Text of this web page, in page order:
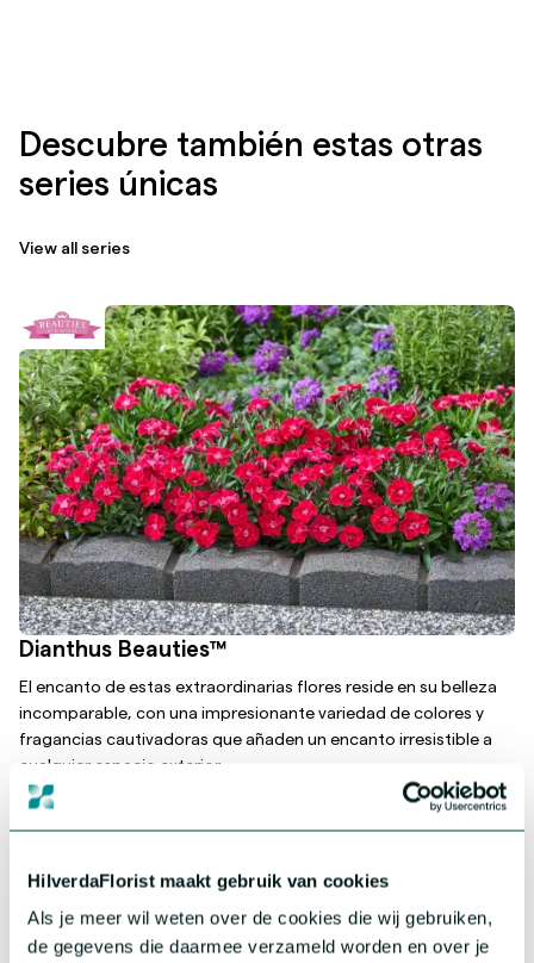
HilverdaFlorist maakt gebruik van cookies
Als je meer wil weten over de cookies die wij gebruiken,
de gegevens die daarmee verzameld worden en over je
Descubre también estas otras
series únicas
View all series
Dianthus Beauties™
El encanto de estas extraordinarias flores reside en su belleza
incomparable, con una impresionante variedad de colores y
fragancias cautivadoras que añaden un encanto irresistible a
cualquier espacio exterior.
Más información sobre esta serie